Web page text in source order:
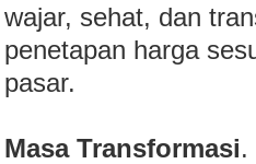
wajar, sehat, dan
penetapan harga
pasar.
Masa Transformasi.